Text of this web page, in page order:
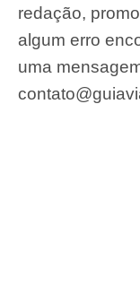
redação,
algum erro
uma